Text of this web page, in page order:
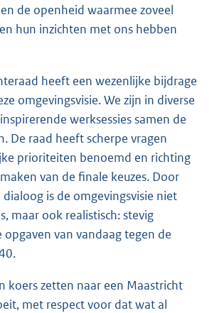
de openheid waarmee zoveel
hun inzichten met ons hebben
heeft een wezenlijke bijdrage
omgevingsvisie. We zijn in diverse
werksessies samen de
De raad heeft scherpe vragen
prioriteiten benoemd en richting
van de finale keuzes. Door
dialoog is de omgevingsvisie niet
maar ook realistisch: stevig
van vandaag tegen de
koers zetten naar een Maastricht
met respect voor dat wat al